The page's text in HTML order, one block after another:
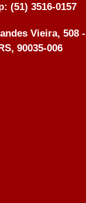
(51) 3516-0157
Vieira, 508
90035-006